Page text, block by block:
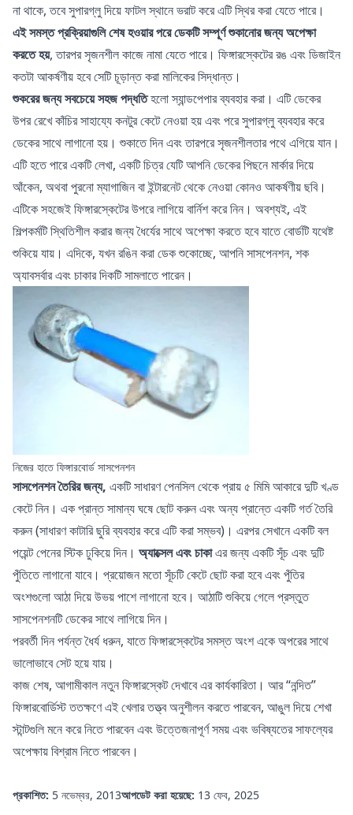
না থাকে, তবে সুপারগ্লু দিয়ে ফাটল স্থানে ভরাট করে এটি স্থির করা যেতে পারে।
এই সমস্ত প্রক্রিয়াগুলি শেষ হওয়ার পরে ডেকটি সম্পূর্ণ শুকানোর জন্য অপেক্ষা
করতে হয়, তারপর সৃজনশীল কাজে নামা যেতে পারে। ফিঙ্গারস্কেটের রঙ এবং ডিজাইন
কতটা আকর্ষণীয় হবে সেটি চূড়ান্ত করা মালিকের সিদ্ধান্ত।
শুকরের জন্য সবচেয়ে সহজ পদ্ধতিহলো স্যান্ডপেপার ব্যবহার করা। এটি ডেকের
উপর রেখে কাঁচির সাহায্যে কনটুর কেটে নেওয়া হয় এবং পরে সুপারগ্লু ব্যবহার করে
ডেকের সাথে লাগানো হয়। শুকাতে দিন এবং তারপরে সৃজনশীলতার পথে এগিয়ে যান।
এটি হতে পারে একটি লেখা, একটি চিত্র যেটি আপনি ডেকের পিছনে মার্কার দিয়ে
আঁকেন, অথবা পুরনো ম্যাগাজিন বা ইন্টারনেট থেকে নেওয়া কোনও আকর্ষণীয় ছবি।
এটিকে সহজেই ফিঙ্গারস্কেটের উপরে লাগিয়ে বার্নিশ করে নিন। অবশ্যই, এই
শিল্পকর্মটি স্থিতিশীল করার জন্য ধৈর্যের সাথে অপেক্ষা করতে হবে যাতে বোর্ডটি যথেষ্ট
শুকিয়ে যায়। এদিকে, যখন রঙিন করা ডেক শুকোচ্ছে, আপনি সাসপেনশন, শক
অ্যাবসর্বার এবং চাকার দিকটি সামলাতে পারেন।
নিজের হাতে ফিঙ্গারবোর্ড সাসপেনশন
সাসপেনশন তৈরির জন্য, একটি সাধারণ পেনসিল থেকে প্রায় ৫ মিমি আকারে দুটি খণ্ড
কেটে নিন। এক প্রান্ত সামান্য ঘষে ছোট করুন এবং অন্য প্রান্তে একটি গর্ত তৈরি
করুন (সাধারণ কাটারি ছুরি ব্যবহার করে এটি করা সম্ভব)। এরপর সেখানে একটি বল
পয়েন্ট পেনের স্টিক ঢুকিয়ে দিন। অ্যাক্সেল এবং চাকাএর জন্য একটি সূঁচ এবং দুটি
পুঁতিতে লাগানো যাবে। প্রয়োজন মতো সূঁচটি কেটে ছোট করা হবে এবং পুঁতির
অংশগুলো আঠা দিয়ে উভয় পাশে লাগানো হবে। আঠাটি শুকিয়ে গেলে প্রস্তুত
সাসপেনশনটি ডেকের সাথে লাগিয়ে দিন।
পরবর্তী দিন পর্যন্ত ধৈর্য ধরুন, যাতে ফিঙ্গারস্কেটের সমস্ত অংশ একে অপরের সাথে
ভালোভাবে সেট হয়ে যায়।
কাজ শেষ, আগামীকাল নতুন ফিঙ্গারস্কেট দেখাবে এর কার্যকারিতা। আর “নন্দিত”
ফিঙ্গারবোর্ডিস্ট ততক্ষণে এই খেলার তত্ত্ব অনুশীলন করতে পারবেন, আঙুল দিয়ে শেখা
স্টান্টগুলি মনে করে নিতে পারবেন এবং উত্তেজনাপূর্ণ সময় এবং ভবিষ্যতের সাফল্যের
অপেক্ষায় বিশ্রাম নিতে পারবেন।
প্রকাশিত: 5 নভেম্বর, 2013আপডেট করা হয়েছে: 13 ফেব, 2025